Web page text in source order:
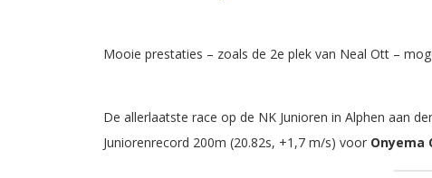
Mooie prestaties – zoals de 2e plek van Neal Ott –
De allerlaatste race op de NK Junioren in Alphen aan
Juniorenrecord 200m (20.82s, +1,7 m/s) voor Onyema